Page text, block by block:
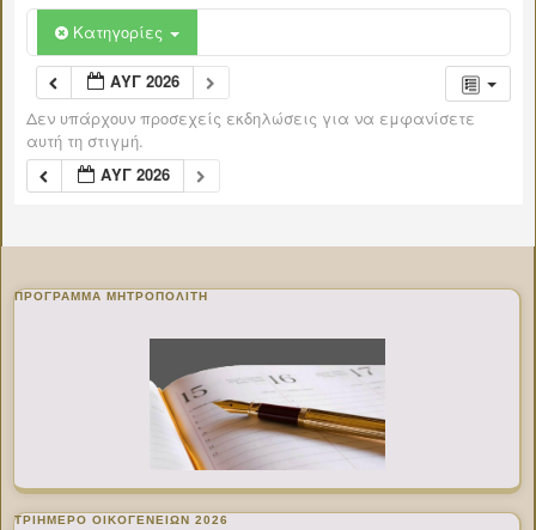
Κατηγορίες
ΑΥΓ 2026
Δεν υπάρχουν προσεχείς εκδηλώσεις για να εμφανίσετε
αυτή τη στιγμή.
ΑΥΓ 2026
ΠΡΌΓΡΑΜΜΑ ΜΗΤΡΟΠΟΛΊΤΗ
ΤΡΙΗΜΕΡΟ ΟΙΚΟΓΕΝΕΙΩΝ 2026